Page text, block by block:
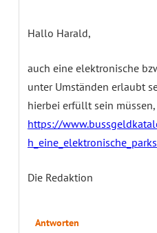
Hallo Harald,
auch eine elektronische
unter Umständen erlaubt
hierbei erfüllt sein
https://
Die Redaktion
Antworten